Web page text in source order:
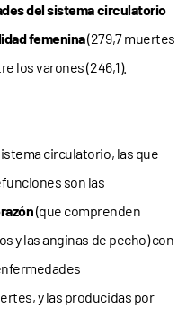
del sistema circulatorio
femenina(279,7 muertes
los varones (246,1).
circulatorio, las que
son las
(que comprenden
y las anginas de pecho) con
y las producidas por